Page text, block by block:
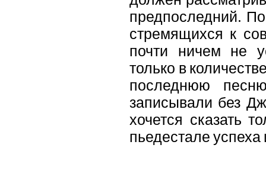
предпоследний.
стремящихся к
почти ничем не
только в
последнюю
записывали без
хочется сказать
пьедестале